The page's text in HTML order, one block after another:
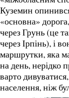
Куземин
«основна»
через Грунь (це
через Ірпінь), і
маршрутки, яка
на день, нерідко
варто
населення, ніж